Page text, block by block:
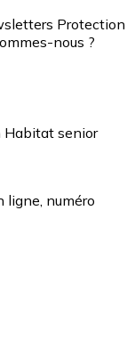
Protection
nous ?
Habitat senior
ligne, numéro